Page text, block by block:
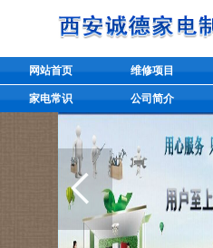
网站首页 维修项目
家电常识 公司简介